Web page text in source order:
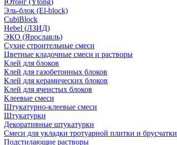
Ютонг (Ytong)
Эль-блок (El-block)
CubiBlock
Hebel (ЛЗИД)
ЭКО (Ярославль)
Сухие строительные смеси
Цветные кладочные смеси и растворы
Клей для блоков
Клей для газобетонных блоков
Клей для керамических блоков
Клей для ячеистых блоков
Клеевые смеси
Штукатурно-клеевые смеси
Штукатурки
Декоративные штукатурки
Смеси для укладки тротуарной плитки и брусчатки
Подстилающие растворы